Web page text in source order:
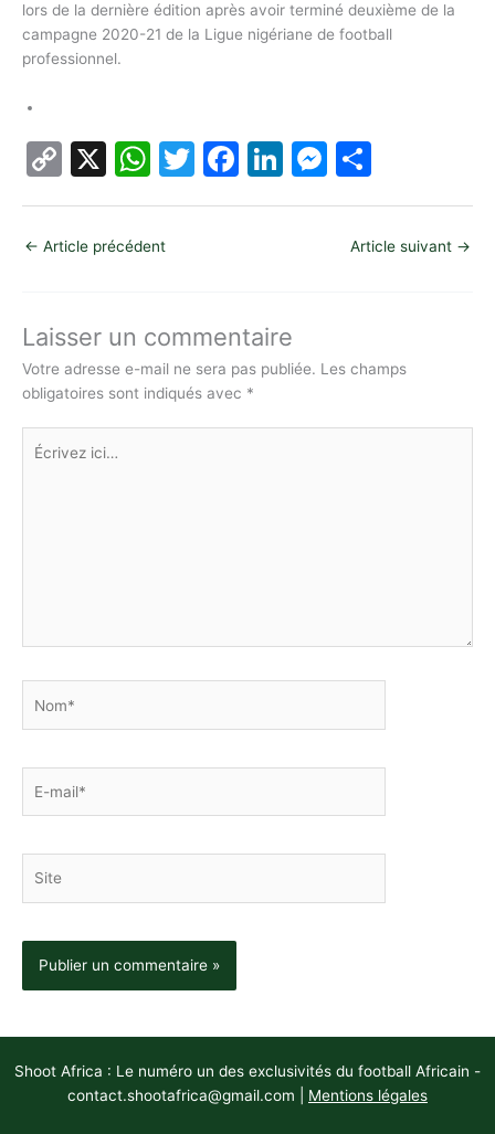
lors de la dernière édition après avoir terminé deuxième de la
campagne 2020-21 de la Ligue nigériane de football
professionnel.
C
o
p
y
n
k
X
W
h
at
s
p
p
T
w
F
a
o
o
k
Li
n
n
M
e
g
ar
ta
g
← Article précédent Article suivant →
Laisser un commentaire
Votre adresse e-mail ne sera pas publiée. Les champs
obligatoires sont indiqués avec *
Écrivez
ici…
mail*
Shoot Africa : Le numéro un des exclusivités du football Africain -
contact.shootafrica@gmail.com
Mentions légales